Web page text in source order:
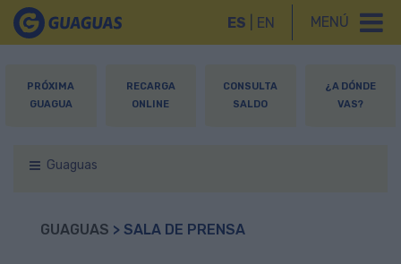
MENÚ
ES EN
PRÓXIMA
GUAGUA
RECARGA
ONLINE
CONSULTA
SALDO
¿A DÓNDE
VAS?
Guaguas
GUAGUAS > SALA DE PRENSA